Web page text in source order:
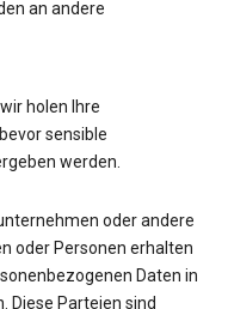
an andere
holen Ihre
sensible
werden.
oder andere
oder Personen erhalten
Daten in
Diese Parteien sind